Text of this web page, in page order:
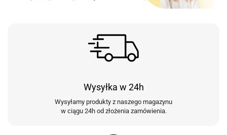
Wysyłka w 24h
Wysyłamy produkty z naszego magazynu
w ciągu 24h od złożenia zamówienia.